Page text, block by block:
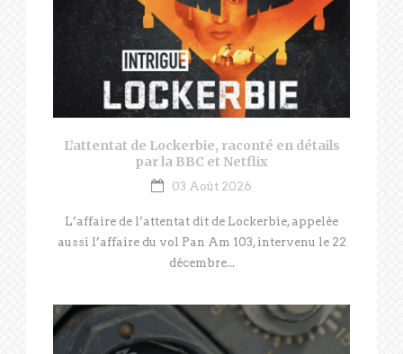
L’attentat de Lockerbie, raconté en détails
par la BBC et Netflix
03 Août 2026
L’affaire de l’attentat dit de Lockerbie, appelée
aussi l’affaire du vol Pan Am 103, intervenu le 22
décembre...